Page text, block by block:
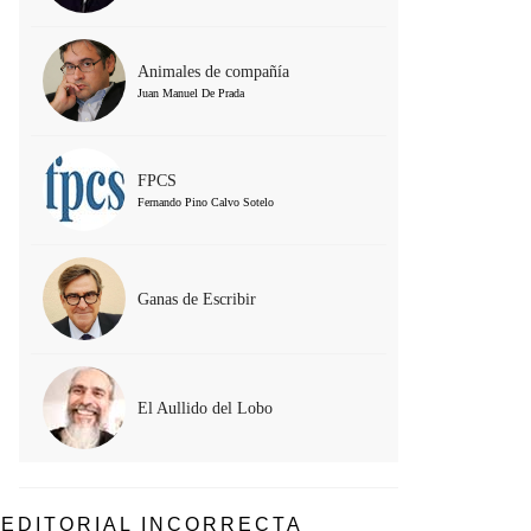
Animales de compañía
Juan Manuel De Prada
FPCS
Fernando Pino Calvo Sotelo
Ganas de Escribir
El Aullido del Lobo
EDITORIAL INCORRECTA